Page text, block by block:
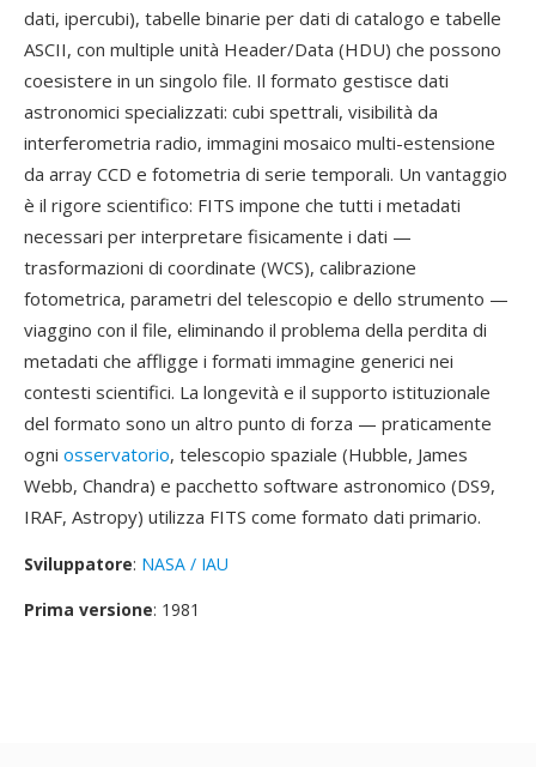
dati, ipercubi), tabelle binarie per dati di catalogo e tabelle
ASCII, con multiple unità Header/Data (HDU) che possono
coesistere in un singolo file. Il formato gestisce dati
astronomici specializzati: cubi spettrali, visibilità da
interferometria radio, immagini mosaico multi-estensione
da array CCD e fotometria di serie temporali. Un vantaggio
è il rigore scientifico: FITS impone che tutti i metadati
necessari per interpretare fisicamente i dati —
trasformazioni di coordinate (WCS), calibrazione
fotometrica, parametri del telescopio e dello strumento —
viaggino con il file, eliminando il problema della perdita di
metadati che affligge i formati immagine generici nei
contesti scientifici. La longevità e il supporto istituzionale
del formato sono un altro punto di forza — praticamente
ogni osservatorio, telescopio spaziale (Hubble, James
Webb, Chandra) e pacchetto software astronomico (DS9,
IRAF, Astropy) utilizza FITS come formato dati primario.
Sviluppatore: NASA / IAU
Prima versione: 1981